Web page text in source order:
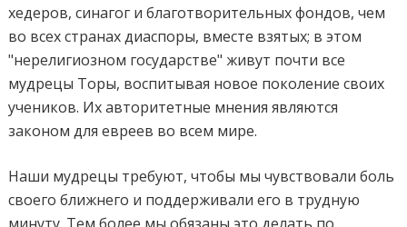
хедеров, синагог и благотворительных фондов, чем
во всех странах диаспоры, вместе взятых; в этом
"нерелигиозном государстве" живут почти все
мудрецы Торы, воспитывая новое поколение своих
учеников. Их авторитетные мнения являются
законом для евреев во всем мире.
Наши мудрецы требуют, чтобы мы чувствовали боль
своего ближнего и поддерживали его в трудную